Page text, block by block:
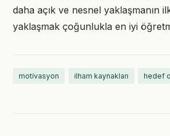
daha açık ve nesnel yaklaşmanın
yaklaşmak çoğunlukla en iyi
motivasyon ilham kaynakları hedef